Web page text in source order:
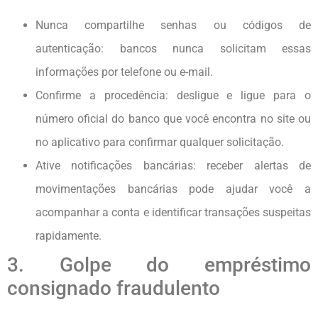
Nunca compartilhe senhas ou códigos de
autenticação: bancos nunca solicitam essas
informações por telefone ou e-mail.
Confirme a procedência: desligue e ligue para o
número oficial do banco que você encontra no site ou
no aplicativo para confirmar qualquer solicitação.
Ative notificações bancárias: receber alertas de
movimentações bancárias pode ajudar você a
acompanhar a conta e identificar transações suspeitas
rapidamente.
3. Golpe do empréstimo
consignado fraudulento